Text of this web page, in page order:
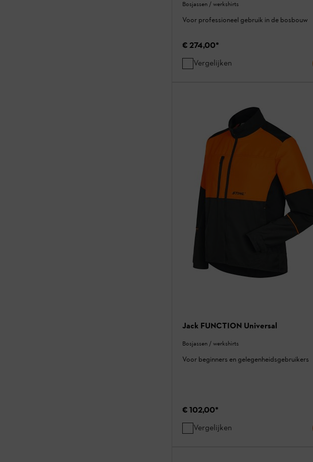
Bosjassen / werkshirts
Voor professioneel gebruik in de bosbouw
€ 274,00*
Vergelijken
Jack FUNCTION Universal
Bosjassen / werkshirts
Voor beginners en gelegenheidsgebruikers
€ 102,00*
Vergelijken